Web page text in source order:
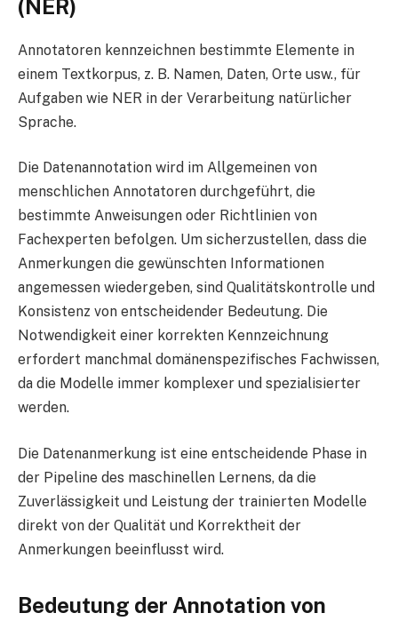
(NER)
Annotatoren kennzeichnen bestimmte Elemente in
einem Textkorpus, z. B. Namen, Daten, Orte usw., für
Aufgaben wie NER in der Verarbeitung natürlicher
Sprache.
Die Datenannotation wird im Allgemeinen von
menschlichen Annotatoren durchgeführt, die
bestimmte Anweisungen oder Richtlinien von
Fachexperten befolgen. Um sicherzustellen, dass die
Anmerkungen die gewünschten Informationen
angemessen wiedergeben, sind Qualitätskontrolle und
Konsistenz von entscheidender Bedeutung. Die
Notwendigkeit einer korrekten Kennzeichnung
erfordert manchmal domänenspezifisches Fachwissen,
da die Modelle immer komplexer und spezialisierter
werden.
Die Datenanmerkung ist eine entscheidende Phase in
der Pipeline des maschinellen Lernens, da die
Zuverlässigkeit und Leistung der trainierten Modelle
direkt von der Qualität und Korrektheit der
Anmerkungen beeinflusst wird.
Bedeutung der Annotation von